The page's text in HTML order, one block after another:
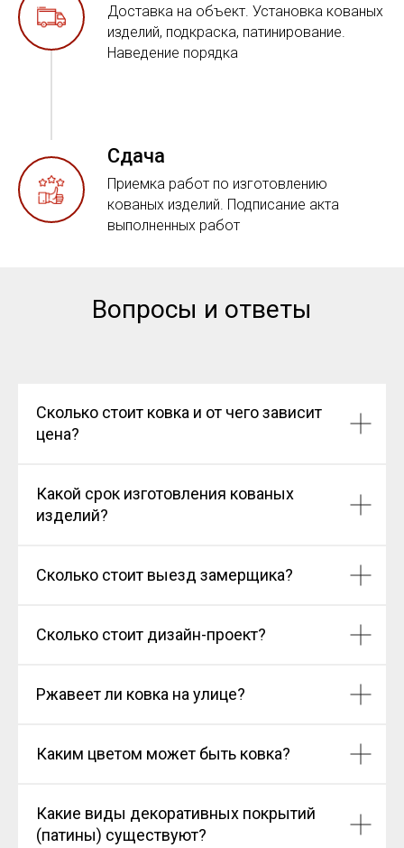
Доставка на объект. Установка кованых
изделий, подкраска, патинирование.
Наведение порядка
Сдача
Приемка работ по изготовлению
кованых изделий. Подписание акта
выполненных работ
Вопросы и ответы
Сколько стоит ковка и от чего зависит
цена?
Какой срок изготовления кованых
изделий?
Сколько стоит выезд замерщика?
Сколько стоит дизайн-проект?
Ржавеет ли ковка на улице?
Каким цветом может быть ковка?
Какие виды декоративных покрытий
(патины) существуют?